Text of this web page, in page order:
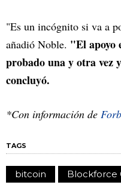
"Es un incógnito si va a
añadió Noble. "El apoyo
probado una y otra vez
concluyó.
*Con información de
TAGS
bitcoin Blockforce